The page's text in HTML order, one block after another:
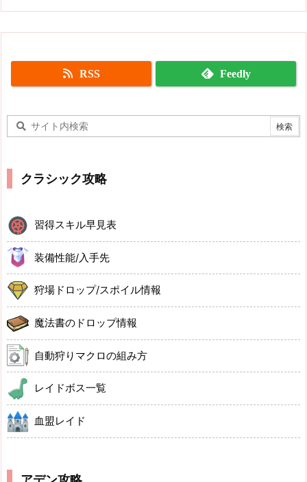
RSS Feedly
クラシック攻略
習得スキル早見表
装備性能/入手先
狩場ドロップ/スポイル情報
魔法書のドロップ情報
自動狩りマクロの組み方
レイドボス一覧
血盟レイド